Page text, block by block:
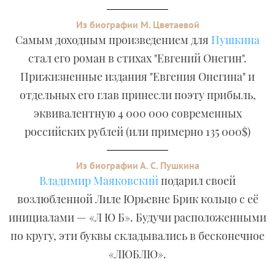
Из биографии М. Цветаевой
Самым доходным произведением для Пушкина
стал его роман в стихах "Евгений Онегин".
Прижизненные издания "Евгения Онегина" и
отдельных его глав принесли поэту прибыль,
эквивалентную 4 000 000 современных
российских рублей (или примерно 135 000$)
Из биографии А. С. Пушкина
Владимир Маяковскийподарил своей
возлюбленной Лиле Юрьевне Брик кольцо с её
инициалами — «Л Ю Б». Будучи расположенными
по кругу, эти буквы складывались в бесконечное
«ЛЮБЛЮ».